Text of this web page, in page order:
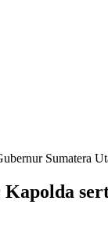
Sumatera